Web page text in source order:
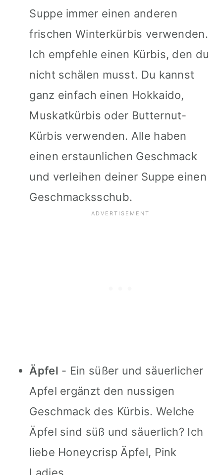
Suppe immer einen anderen
frischen Winterkürbis verwenden.
Ich empfehle einen Kürbis, den du
nicht schälen musst. Du kannst
ganz einfach einen Hokkaido,
Muskatkürbis oder Butternut-
Kürbis verwenden. Alle haben
einen erstaunlichen Geschmack
und verleihen deiner Suppe einen
Geschmacksschub.
Äpfel - Ein süßer und säuerlicher
Apfel ergänzt den nussigen
Geschmack des Kürbis. Welche
Äpfel sind süß und säuerlich? Ich
liebe Honeycrisp Äpfel, Pink